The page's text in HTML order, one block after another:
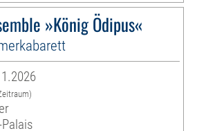
»König Ödipus«